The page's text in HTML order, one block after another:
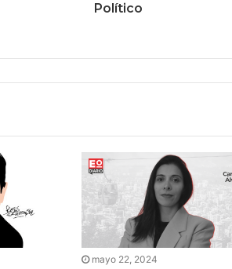
Político
mayo 22, 2024